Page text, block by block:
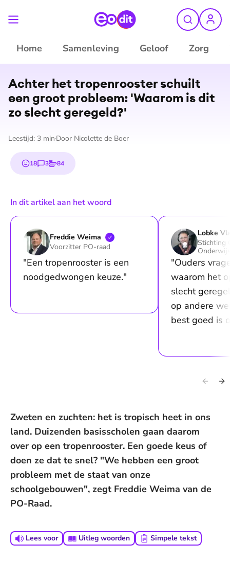
Home Samenleving Geloof Zorg
©
Achter het tro­pen­roos­ter schuilt
een groot probleem: 'Waarom is dit
zo slecht geregeld?'
Leestijd: 3 min Door Nicolette de Boer
18
emojis3
reacties
84
stemmen
In dit artikel aan het woord
Freddie Weima
Voorzitter PO-raad
"Een tropenrooster is een
noodgedwongen keuze."
Lobke
Stichting
"Ouders
waarom het
slecht
op andere
best goed is
Zweten en zuchten: het is tropisch heet in ons
land. Duizenden basisscholen gaan daarom
over op een tropenrooster. Een goede keus of
doen ze dat te snel? "We hebben een groot
probleem met de staat van onze
schoolgebouwen", zegt Freddie Weima van de
PO-Raad.
Lees voor Uitleg woorden Simpele tekst